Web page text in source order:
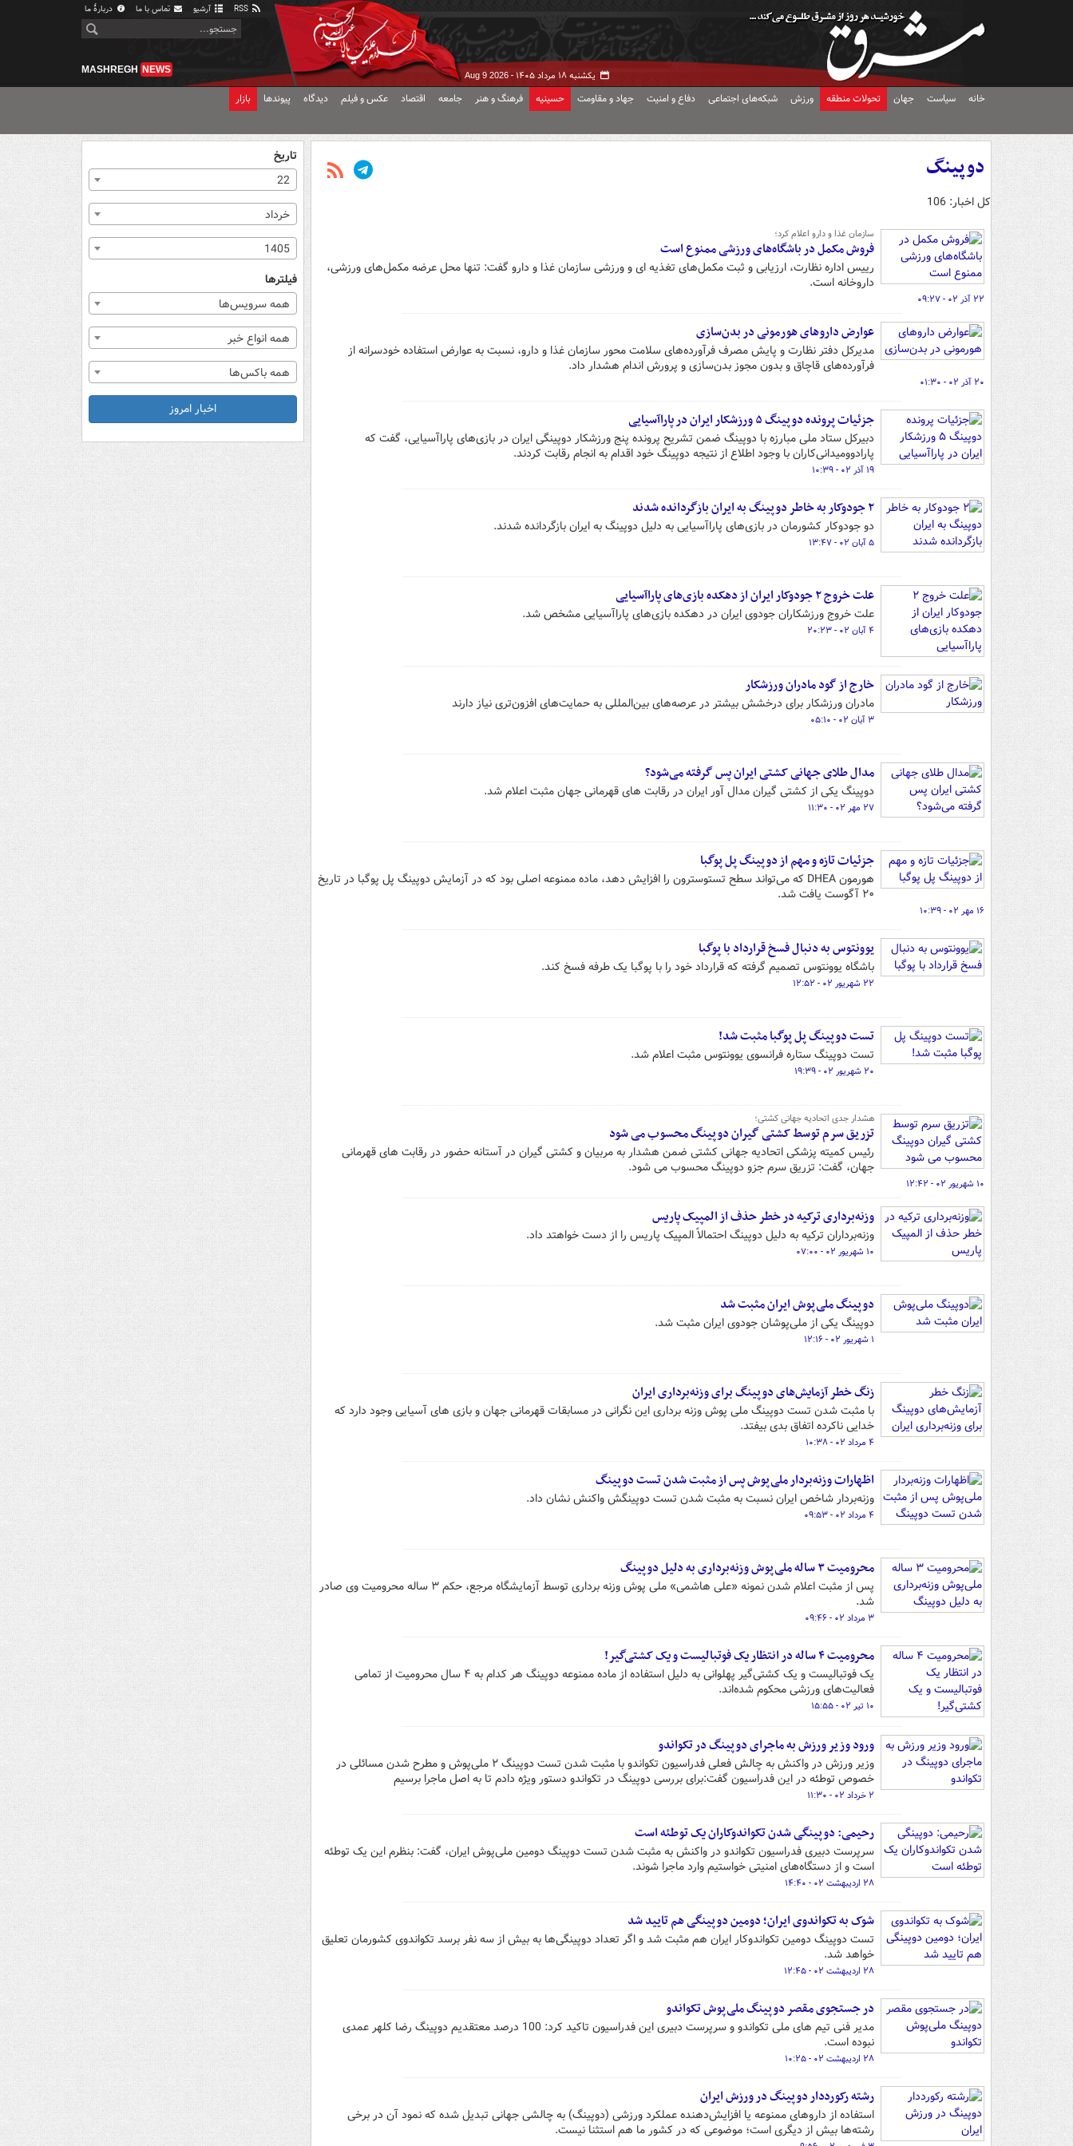
آرشیو تماس با ما دربارهٔ ما
یکشنبه ۱۸ مرداد ۱۴۰۵ - Aug 9 2026
MASHREGH NEWS
خانه سیاست جهان تحولات منطقه ورزش شبکه‌های اجتماعی دفاع و امنیت جهاد و مقاومت حسینیه فرهنگ و هنر جامعه اقتصاد عکس و فیلم دیدگاه پیوندها بازار
دوپینگ
کل اخبار: 106
سازمان غذا و دارو اعلام کرد؛
فروش مکمل‌ در باشگاه‌های ورزشی ممنوع است
رییس اداره نظارت، ارزیابی و ثبت مکمل‌های تغذیه ای و ورزشی سازمان غذا و دارو گفت: تنها محل عرضه مکمل‌های ورزشی،
داروخانه است.
۲۲ آذر ۰۲ - ۰۹:۲۷
عوارض داروهای هورمونی در بدن‌سازی
مدیرکل دفتر نظارت و پایش مصرف فرآورده‌های سلامت محور سازمان غذا و دارو، نسبت به عوارض استفاده خودسرانه از
فرآورده‌های قاچاق و بدون مجوز بدن‌سازی و پرورش اندام هشدار داد.
۲۰ آذر ۰۲ - ۰۱:۳۰
جزئیات پرونده دوپینگ ۵ ورزشکار ایران در پاراآسیایی
دبیرکل ستاد ملی مبارزه با دوپینگ ضمن تشریح پرونده پنج ورزشکار دوپینگی ایران در بازی‌های پاراآسیایی، گفت که
پارادوومیدانی‌کاران با وجود اطلاع از نتیجه دوپینگ خود اقدام به انجام رقابت کردند.
۱۹ آذر ۰۲ - ۱۰:۳۹
۲ جودوکار به خاطر دوپینگ به ایران بازگردانده شدند
دو جودوکار کشورمان در بازی‌های پاراآسیایی به دلیل دوپینگ به ایران بازگردانده شدند.
۵ آبان ۰۲ - ۱۳:۴۷
علت خروج ۲ جودوکار ایران از دهکده بازی‌های پاراآسیایی
علت خروج ورزشکاران جودوی ایران در دهکده بازی‌های پاراآسیایی مشخص شد.
۴ آبان ۰۲ - ۲۰:۲۳
خارج از گود مادران ورزشکار
مادران ورزشکار برای درخشش بیشتر در عرصه‌های بین‌المللی به حمایت‌های افزون‌تری نیاز دارند
۳ آبان ۰۲ - ۰۵:۱۰
مدال طلای جهانی کشتی ایران پس گرفته می‌شود؟
دوپینگ یکی از کشتی گیران مدال آور ایران در رقابت های قهرمانی جهان مثبت اعلام شد.
۲۷ مهر ۰۲ - ۱۱:۳۰
جزئیات تازه و مهم از دوپینگ پل پوگبا
هورمون DHEA که می‌تواند سطح تستوسترون را افزایش دهد، ماده ممنوعه اصلی بود که در آزمایش دوپینگ پل پوگبا در تاریخ
۲۰ آگوست یافت شد.
۱۶ مهر ۰۲ - ۱۰:۳۹
یوونتوس به دنبال فسخ قرارداد با پوگبا
باشگاه یوونتوس تصمیم گرفته که قرارداد خود را با پوگبا یک طرفه فسخ کند.
۲۲ شهریور ۰۲ - ۱۲:۵۲
تست دوپینگ پل پوگبا مثبت شد!
تست دوپینگ ستاره فرانسوی یوونتوس مثبت اعلام شد.
۲۰ شهریور ۰۲ - ۱۹:۳۹
هشدار جدی اتحادیه جهانی کشتی؛
تزریق سرم توسط کشتی گیران دوپینگ محسوب می شود
رئیس کمیته پزشکی اتحادیه جهانی کشتی ضمن هشدار به مربیان و کشتی گیران در آستانه حضور در رقابت های قهرمانی
جهان، گفت: تزریق سرم جزو دوپینگ محسوب می شود.
۱۰ شهریور ۰۲ - ۱۲:۴۲
وزنه‌برداری ترکیه در خطر حذف از المپیک پاریس
وزنه‌برداران ترکیه به دلیل دوپینگ احتمالاً المپیک پاریس را از دست خواهتد داد.
۱۰ شهریور ۰۲ - ۰۷:۰۰
دوپینگ ملی‌پوش ایران مثبت شد
دوپینگ یکی از ملی‌پوشان جودوی ایران مثبت شد.
۱ شهریور ۰۲ - ۱۲:۱۶
زنگ خطر آزمایش‌های دوپینگ برای وزنه‌برداری ایران
با مثبت شدن تست دوپینگ ملی پوش وزنه برداری این نگرانی در مسابقات قهرمانی جهان و بازی های آسیایی وجود دارد که
خدایی ناکرده اتفاق بدی بیفتد.
۴ مرداد ۰۲ - ۱۰:۳۸
اظهارات وزنه‌بردار ملی‌پوش پس از مثبت شدن تست دوپینگ
وزنه‌بردار شاخص ایران نسبت به مثبت شدن تست دوپینگش واکنش نشان داد.
۴ مرداد ۰۲ - ۰۹:۵۳
محرومیت ۳ ساله ملی‌پوش وزنه‌برداری به دلیل دوپینگ
پس از مثبت اعلام شدن نمونه «علی هاشمی» ملی پوش وزنه برداری توسط آزمایشگاه مرجع، حکم ۳ ساله محرومیت وی صادر
شد.
۳ مرداد ۰۲ - ۰۹:۴۶
محرومیت‌ ۴ ساله در انتظار یک فوتبالیست و یک کشتی‌گیر!
یک فوتبالیست و یک کشتی‌گیر پهلوانی به دلیل استفاده از ماده ممنوعه دوپینگ هر کدام به ۴ سال محرومیت از تمامی
فعالیت‌های ورزشی محکوم شده‌اند.
۱۰ تیر ۰۲ - ۱۵:۵۵
ورود وزیر ورزش به ماجرای دوپینگ در تکواندو
وزیر ورزش در واکنش به چالش فعلی فدراسیون تکواندو با مثبت شدن تست دوپینگ ۲ ملی‌پوش و مطرح شدن مسائلی در
خصوص توطئه در این فدراسیون گفت:برای بررسی دوپینگ در تکواندو دستور ویژه دادم تا به اصل ماجرا برسیم
۲ خرداد ۰۲ - ۱۱:۳۰
رحیمی: دوپینگی شدن تکواندوکاران یک توطئه است
سرپرست دبیری فدراسیون تکواندو در واکنش به مثبت شدن تست دوپینگ دومین ملی‌پوش ایران، گفت: بنظرم این یک توطئه
است و از دستگاه‌های امنیتی خواستیم وارد ماجرا شوند.
۲۸ اردیبهشت ۰۲ - ۱۴:۴۰
شوک به تکواندوی ایران؛ دومین دوپینگی هم تایید شد
تست دوپینگ دومین تکواندوکار ایران هم مثبت شد و اگر تعداد دوپینگی‌ها به بیش از سه نفر برسد تکواندوی کشورمان تعلیق
خواهد شد.
۲۸ اردیبهشت ۰۲ - ۱۲:۴۵
در جستجوی مقصر دوپینگ ملی‌پوش تکواندو
مدیر فنی تیم های ملی تکواندو و سرپرست دبیری این فدراسیون تاکید کرد: 100 درصد معتقدیم دوپینگ رضا کلهر عمدی
نبوده است.
۲۸ اردیبهشت ۰۲ - ۱۰:۲۵
رشته رکورددار دوپینگ در ورزش ایران
استفاده از داروهای ممنوعه یا افزایش‌دهنده عملکرد ورزشی (دوپینگ) به چالشی جهانی تبدیل شده که نمود آن در برخی
رشته‌ها بیش از دیگری است؛ موضوعی که در کشور ما هم استثنا نیست.
تاریخ
22
خرداد
1405
فیلترها
همه سرویس‌ها
همه انواع خبر
همه باکس‌ها
اخبار امروز